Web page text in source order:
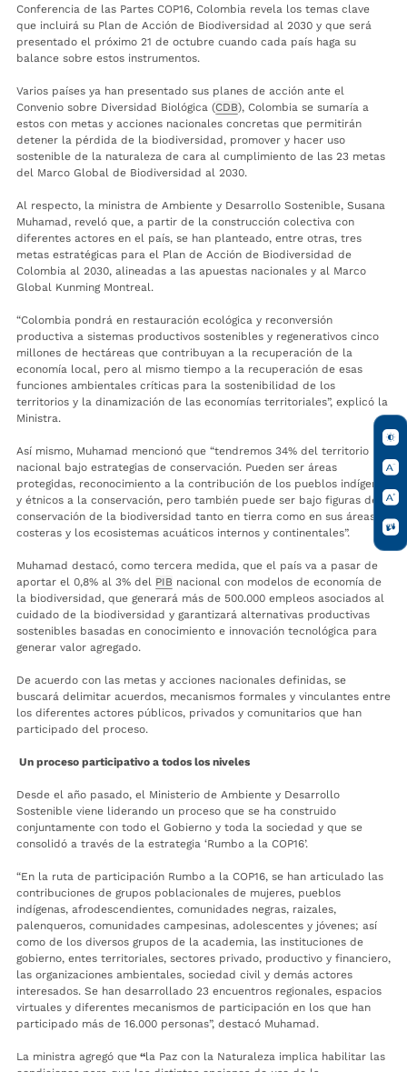
Conferencia de las Partes COP16, Colombia revela los temas clave
que incluirá su Plan de Acción de Biodiversidad al 2030 y que será
presentado el próximo 21 de octubre cuando cada país haga su
balance sobre estos instrumentos.
Varios países ya han presentado sus planes de acción ante el
Convenio sobre Diversidad Biológica (CDB), Colombia se sumaría a
estos con metas y acciones nacionales concretas que permitirán
detener la pérdida de la biodiversidad, promover y hacer uso
sostenible de la naturaleza de cara al cumplimiento de las 23 metas
del Marco Global de Biodiversidad al 2030.
Al respecto, la ministra de Ambiente y Desarrollo Sostenible, Susana
Muhamad, reveló que, a partir de la construcción colectiva con
diferentes actores en el país, se han planteado, entre otras, tres
metas estratégicas para el Plan de Acción de Biodiversidad de
Colombia al 2030, alineadas a las apuestas nacionales y al Marco
Global Kunming Montreal.
“Colombia pondrá en restauración ecológica y reconversión
productiva a sistemas productivos sostenibles y regenerativos cinco
millones de hectáreas que contribuyan a la recuperación de la
economía local, pero al mismo tiempo a la recuperación de esas
funciones ambientales críticas para la sostenibilidad de los
territorios y la dinamización de las economías territoriales”, explicó la
Ministra.
Así mismo, Muhamad mencionó que “tendremos 34% del territorio
nacional bajo estrategias de conservación. Pueden ser áreas
protegidas, reconocimiento a la contribución de los pueblos indígenas
y étnicos a la conservación, pero también puede ser bajo figuras de
conservación de la biodiversidad tanto en tierra como en sus áreas
costeras y los ecosistemas acuáticos internos y continentales”.
Muhamad destacó, como tercera medida, que el país va a pasar de
aportar el 0,8% al 3% del PIB nacional con modelos de economía de
la biodiversidad, que generará más de 500.000 empleos asociados al
cuidado de la biodiversidad y garantizará alternativas productivas
sostenibles basadas en conocimiento e innovación tecnológica para
generar valor agregado.
De acuerdo con las metas y acciones nacionales definidas, se
buscará delimitar acuerdos, mecanismos formales y vinculantes entre
los diferentes actores públicos, privados y comunitarios que han
participado del proceso.
Un proceso participativo a todos los niveles
Desde el año pasado, el Ministerio de Ambiente y Desarrollo
Sostenible viene liderando un proceso que se ha construido
conjuntamente con todo el Gobierno y toda la sociedad y que se
consolidó a través de la estrategia ‘Rumbo a la COP16’.
“En la ruta de participación Rumbo a la COP16, se han articulado las
contribuciones de grupos poblacionales de mujeres, pueblos
indígenas, afrodescendientes, comunidades negras, raizales,
palenqueros, comunidades campesinas, adolescentes y jóvenes; así
como de los diversos grupos de la academia, las instituciones de
gobierno, entes territoriales, sectores privado, productivo y financiero,
las organizaciones ambientales, sociedad civil y demás actores
interesados. Se han desarrollado 23 encuentros regionales, espacios
virtuales y diferentes mecanismos de participación en los que han
participado más de 16.000 personas”, destacó Muhamad.
La ministra agregó que “la Paz con la Naturaleza implica habilitar las